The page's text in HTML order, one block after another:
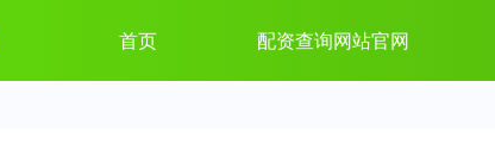
首页 配资查询网站官网